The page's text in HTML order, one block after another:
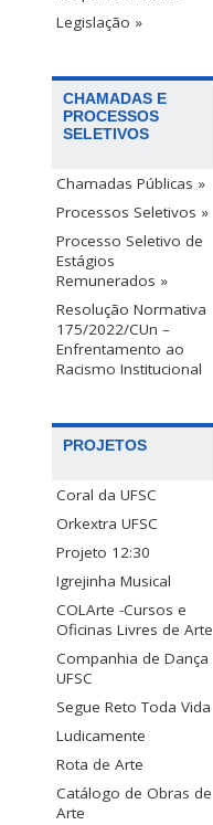
Legislação »
CHAMADAS E
PROCESSOS
SELETIVOS
Chamadas Públicas »
Processos Seletivos »
Processo Seletivo de
Estágios
Remunerados »
Resolução Normativa
175/2022/CUn –
Enfrentamento ao
Racismo Institucional
PROJETOS
Coral da UFSC
Orkextra UFSC
Projeto 12:30
Igrejinha Musical
COLArte -Cursos e
Oficinas Livres de Arte
Companhia de Dança
UFSC
Segue Reto Toda Vida
Ludicamente
Rota de Arte
Catálogo de Obras de
Arte